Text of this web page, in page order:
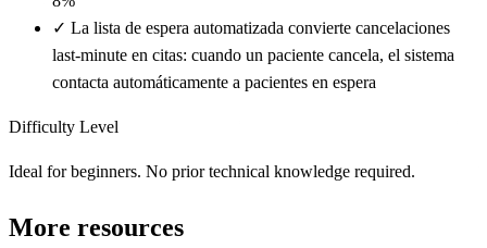
✓ La lista de espera automatizada convierte cancelaciones
last-minute en citas: cuando un paciente cancela, el sistema
contacta automáticamente a pacientes en espera
Difficulty Level
Ideal for beginners. No prior technical knowledge required.
More resources